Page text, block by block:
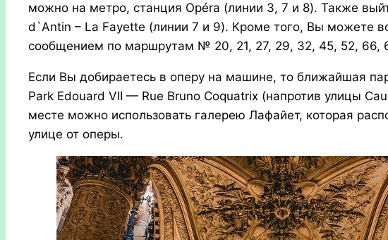
можно на метро, станция Opéra (линии 3, 7 и 8). Также
d`Antin – La Fayette (линии 7 и 9). Кроме того, Вы можете
сообщением по маршрутам № 20, 21, 27, 29, 32, 45, 52, 66,
Если Вы добираетесь в оперу на машине, то ближайшая
Park Edouard VII — Rue Bruno Coquatrix (напротив улицы
месте можно использовать галерею Лафайет, которая
улице от оперы.